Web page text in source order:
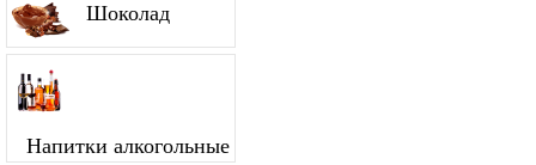
Шоколад
Напитки алкогольные